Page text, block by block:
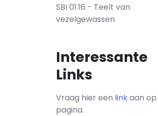
SBI 01.16 - Teelt van
vezelgewassen
Interessante
Links
Vraag hier een linkaan
pagina.